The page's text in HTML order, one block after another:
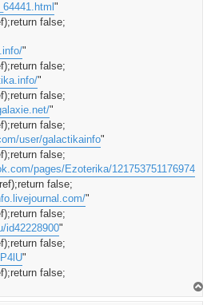
"
false;
"
false;
"
false;
"
false;
user/galactikainfo"
false;
pages/Ezoterika/121753751176974
false;
"
false;
id42228900"
false;
"
false;